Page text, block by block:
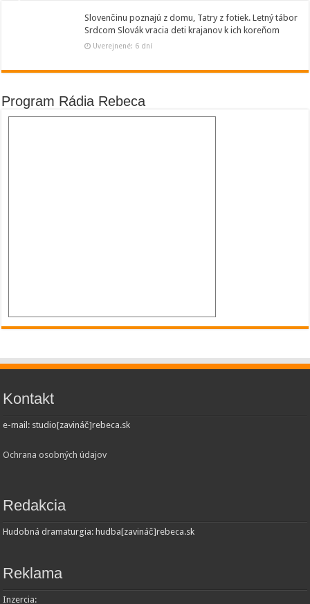
Slovenčinu poznajú z domu, Tatry z fotiek. Letný tábor
Srdcom Slovák vracia deti krajanov k ich koreňom
Uverejnené: 6 dní
Program Rádia Rebeca
Kontakt
e-mail: studio[zavináč]rebeca.sk
Ochrana osobných údajov
Redakcia
Hudobná dramaturgia: hudba[zavináč]rebeca.sk
Reklama
Inzercia: